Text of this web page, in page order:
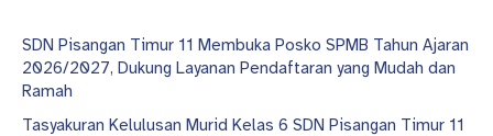
SDN Pisangan Timur 11 Membuka Posko SPMB Tahun Ajaran
2026/2027, Dukung Layanan Pendaftaran yang Mudah dan
Ramah
Tasyakuran Kelulusan Murid Kelas 6 SDN Pisangan Timur 11